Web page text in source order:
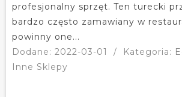
profesjonalny sprzęt. Ten turecki
bardzo często zamawiany w
powinny one...
Dodane: 2022-03-01
/
Kategoria:
Inne Sklepy